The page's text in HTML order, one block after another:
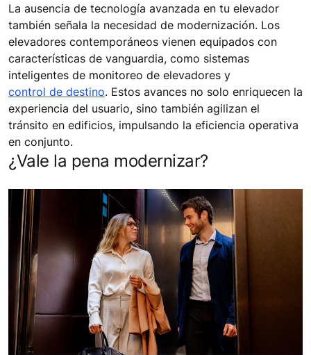
La ausencia de tecnología avanzada en tu elevador
también señala la necesidad de modernización. Los
elevadores contemporáneos vienen equipados con
características de vanguardia, como sistemas
inteligentes de monitoreo de elevadores y
control de destino. Estos avances no solo enriquecen la
experiencia del usuario, sino también agilizan el
tránsito en edificios, impulsando la eficiencia operativa
en conjunto.
¿Vale la pena modernizar?